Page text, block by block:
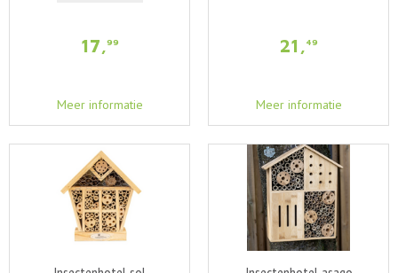
17,99
Meer informatie
21 ,49
Meer informatie